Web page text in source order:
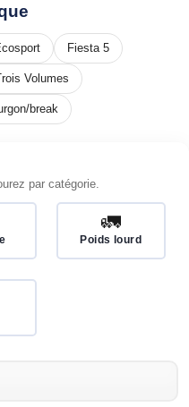
Fiesta 5
Volumes
break
par catégorie.
🚛
Poids lourd